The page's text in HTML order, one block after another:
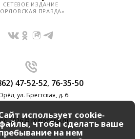
СЕТЕВОЕ ИЗДАНИЕ
ПРАВДА»
47-52-52, 76-35-50
ул. Брестская, д. 6
2026 © regionorel.ru
использует cookie-
чтобы сделать ваше
на нем